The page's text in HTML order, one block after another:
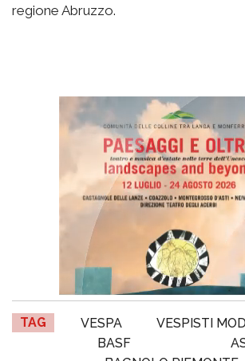
regione Abruzzo.
TAG VESPA
VESPISTI
BASF